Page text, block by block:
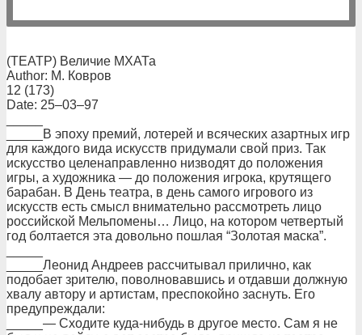
(ТЕАТР) Величие МХАТа
Author: М. Ковров
12 (173)
Date: 25–03–97
_____В эпоху премий, лотерей и всяческих азартных игр
для каждого вида искусств придумали свой приз. Так
искусство целенаправленно низводят до положения
игры, а художника — до положения игрока, крутящего
барабан. В День театра, в день самого игрового из
искусств есть смысл внимательно рассмотреть лицо
российской Мельпомены… Лицо, на котором четвертый
год болтается эта довольно пошлая “Золотая маска”.
_____Леонид Андреев рассчитывал прилично, как
подобает зрителю, поволновавшись и отдавши должную
хвалу автору и артистам, преспокойно заснуть. Его
предупреждали:
_____— Сходите куда-нибудь в другое место. Сам я не